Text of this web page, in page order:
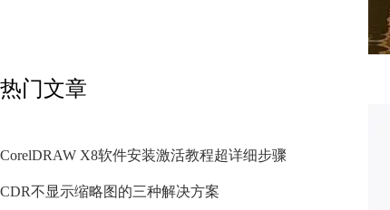
热门文章
CorelDRAW X8软件安装激活教程超详细步骤
CDR不显示缩略图的三种解决方案